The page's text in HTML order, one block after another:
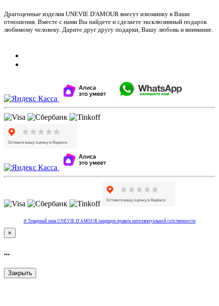
Драгоценные изделия UNEVIE D'AMOUR внесут изюминку в Ваши
отношения. Вместе с нами Вы найдете и сделаете эксклюзивный подарок
любимому человеку. Дарите друг другу подарки, Вашу любовь и внимание.
® Товарный знак UNEVIE D'AMOUR защищен правом интеллектуальной собcтвенности
×
...
Закрыть